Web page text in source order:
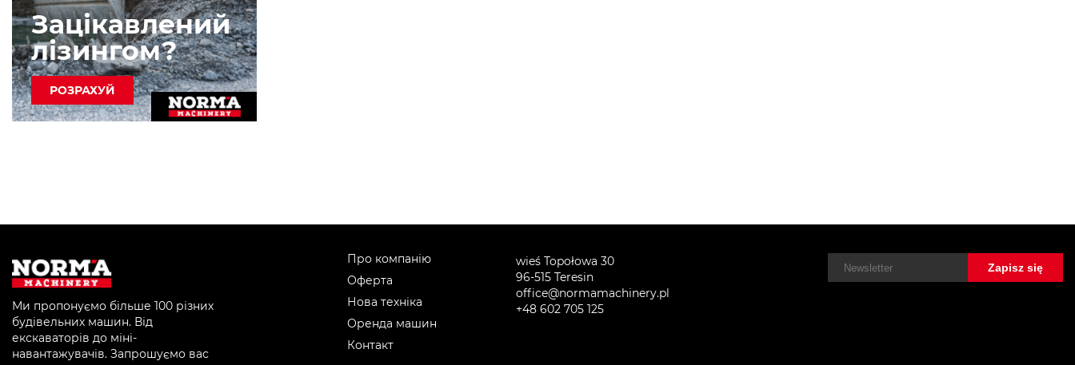
Зацікавлений
лізингом?
РОЗРАХУЙ
Ми пропонуємо більше 100 різних
будівельних машин. Від
екскаваторів до міні-
навантажувачів. Запрошуємо вас
Про компанію
Оферта
Нова техніка
Оренда машин
Контакт
wieś Topołowa 30
96-515 Teresin
office@normamachinery.pl
+48 602 705 125